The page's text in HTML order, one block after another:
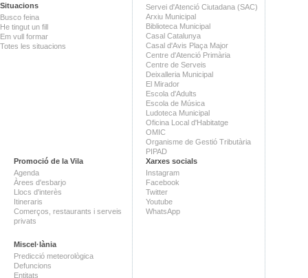
Situacions
Busco feina
He tingut un fill
Em vull formar
Totes les situacions
Servei d'Atenció Ciutadana (SAC)
Arxiu Municipal
Biblioteca Municipal
Casal Catalunya
Casal d'Avis Plaça Major
Centre d'Atenció Primària
Centre de Serveis
Deixalleria Municipal
El Mirador
Escola d'Adults
Escola de Música
Ludoteca Municipal
Oficina Local d'Habitatge
OMIC
Organisme de Gestió Tributària
PIPAD
Promoció de la Vila
Agenda
Àrees d'esbarjo
Llocs d'interès
Itineraris
Comerços, restaurants i serveis
privats
Miscel·lània
Predicció meteorològica
Defuncions
Entitats
Xarxes socials
Instagram
Facebook
Twitter
Youtube
WhatsApp